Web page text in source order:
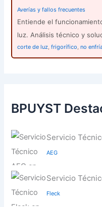
Averías y fallos frecuentes
Entiende el
luz. Análisis técnico y
corte de luz,frigorífico,no
BPUYST
Servicio
AEG
Servicio
Fleck